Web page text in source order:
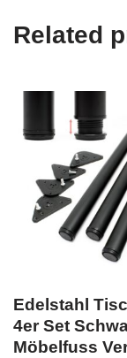
Related
Edelstahl
4er Set
Möbelfuss